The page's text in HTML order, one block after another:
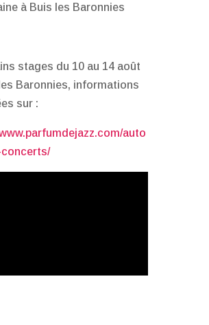
à Buis les Baronnies
stages du 10 au 14 août
Baronnies, informations
sur :
auto